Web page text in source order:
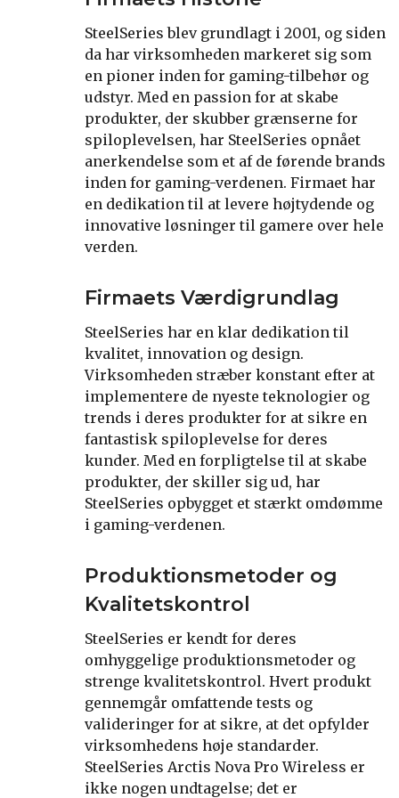
SteelSeries blev grundlagt i 2001, og siden
da har virksomheden markeret sig som
en pioner inden for gaming-tilbehør og
udstyr. Med en passion for at skabe
produkter, der skubber grænserne for
spiloplevelsen, har SteelSeries opnået
anerkendelse som et af de førende brands
inden for gaming-verdenen. Firmaet har
en dedikation til at levere højtydende og
innovative løsninger til gamere over hele
verden.
Firmaets Værdigrundlag
SteelSeries har en klar dedikation til
kvalitet, innovation og design.
Virksomheden stræber konstant efter at
implementere de nyeste teknologier og
trends i deres produkter for at sikre en
fantastisk spiloplevelse for deres
kunder. Med en forpligtelse til at skabe
produkter, der skiller sig ud, har
SteelSeries opbygget et stærkt omdømme
i gaming-verdenen.
Produktionsmetoder og
Kvalitetskontrol
SteelSeries er kendt for deres
omhyggelige produktionsmetoder og
strenge kvalitetskontrol. Hvert produkt
gennemgår omfattende tests og
valideringer for at sikre, at det opfylder
virksomhedens høje standarder.
SteelSeries Arctis Nova Pro Wireless er
ikke nogen undtagelse; det er